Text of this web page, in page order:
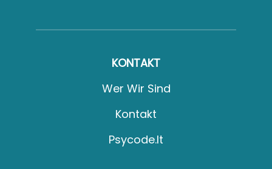
KONTAKT
Wer Wir Sind
Kontakt
Psycode.it